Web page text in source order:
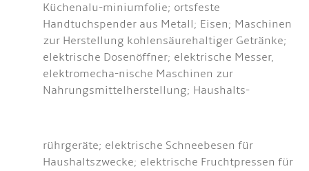
Küchenalu-miniumfolie; ortsfeste
Handtuchspender aus Metall; Eisen; Maschinen
zur Herstellung kohlensäurehaltiger Getränke;
elektrische Dosenöffner; elektrische Messer,
elektromecha-nische Maschinen zur
Nahrungsmittelherstellung; Haushalts-
rührgeräte; elektrische Schneebesen für
Haushaltszwecke; elektrische Fruchtpressen für